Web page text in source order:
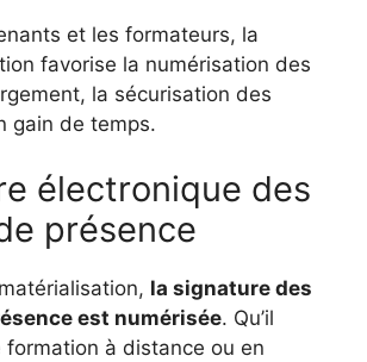
et les formateurs, la
favorise la numérisation des
la sécurisation des
gain de temps.
électronique des
présence
la signature des
est numérisée. Qu’il
formation à distance ou en